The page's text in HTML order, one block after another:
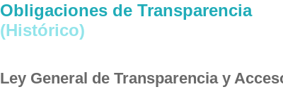
Obligaciones de Transparencia
(Histórico)
Ley General de Transparencia y